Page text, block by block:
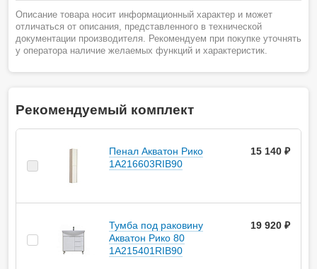
Описание товара носит информационный характер и может
отличаться от описания, представленного в технической
документации производителя. Рекомендуем при покупке уточнять
у оператора наличие желаемых функций и характеристик.
Рекомендуемый комплект
Пенал Акватон Рико
1A216603RIB90
15 140 ₽
Тумба под раковину
Акватон Рико 80
1A215401RIB90
19 920 ₽